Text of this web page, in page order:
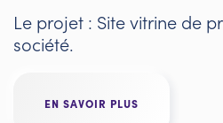
Le projet : Site vitrine de
société.
EN SAVOIR PLUS